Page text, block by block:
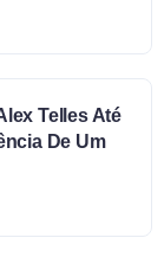
Telles Até
De Um